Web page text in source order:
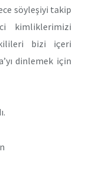
söyleşiyi takip
kimliklerimizi
bizi içeri
dinlemek için